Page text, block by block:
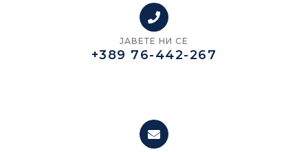
ЈАВЕТЕ НИ СЕ
+389 76-442-267